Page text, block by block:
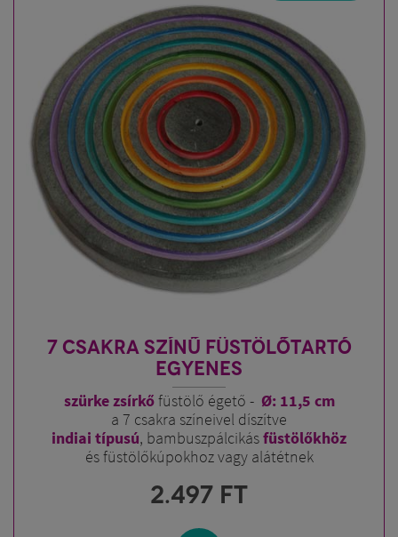
7 CSAKRA SZÍNŰ FÜSTÖLŐTARTÓ
EGYENES
szürke zsírkőfüstölő égető - Ø: 11,5 cm
a 7 csakra színeivel díszítve
indiai típusú, bambuszpálcikásfüstölőkhöz
és füstölőkúpokhoz vagy alátétnek
2.497 FT